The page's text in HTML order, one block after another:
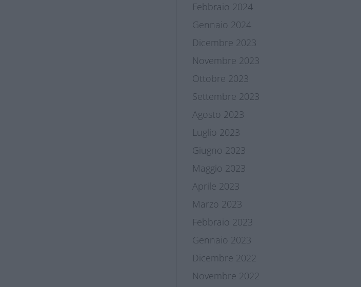
Febbraio 2024
Gennaio 2024
Dicembre 2023
Novembre 2023
Ottobre 2023
Settembre 2023
Agosto 2023
Luglio 2023
Giugno 2023
Maggio 2023
Aprile 2023
Marzo 2023
Febbraio 2023
Gennaio 2023
Dicembre 2022
Novembre 2022